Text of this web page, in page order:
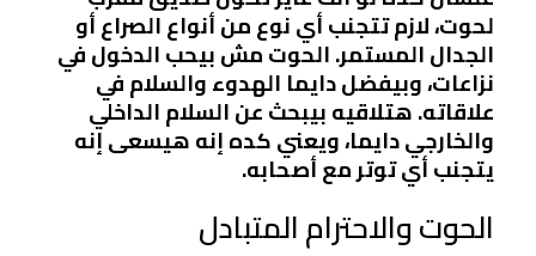
لحوت، لازم تتجنب أي نوع من أنواع الصراع أو
الجدال المستمر. الحوت مش بيحب الدخول في
نزاعات، وبيفضل دايما الهدوء والسلام في
علاقاته. هتلاقيه بيبحث عن السلام الداخلي
والخارجي دايما، ويعني كده إنه هيسعى إنه
يتجنب أي توتر مع أصحابه.
الحوت والاحترام المتبادل